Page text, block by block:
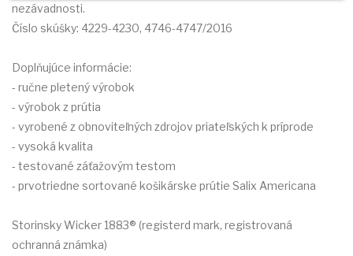
nezávadnosti.
Číslo skúšky: 4229-4230, 4746-4747/2016
Doplňujúce informácie:
- ručne pletený výrobok
- výrobok z prútia
- vyrobené z obnoviteľných zdrojov priateľských k príprode
- vysoká kvalita
- testované záťažovým testom
- prvotriedne sortované košikárske prútie Salix Americana
Storinsky Wicker 1883® (registerd mark, registrovaná
ochranná známka)